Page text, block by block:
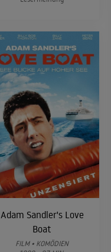
Adam Sandler's Love
Boat
FILM • KOMÖDIEN